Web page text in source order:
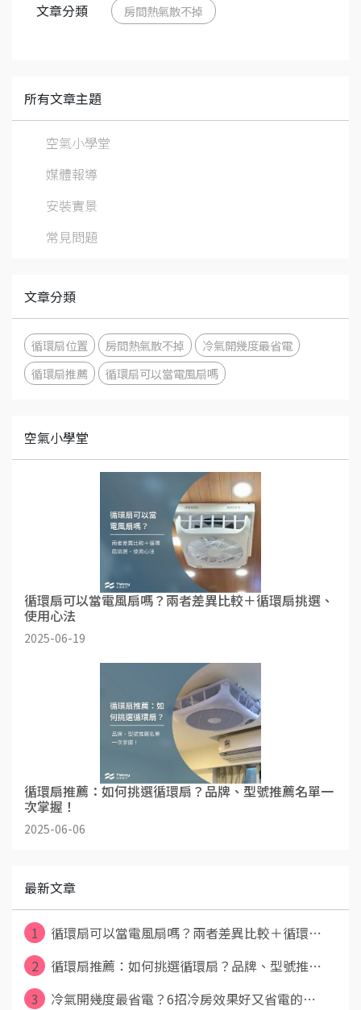
文章分類 房間熱氣散不掉
所有文章主題
空氣小學堂
媒體報導
安裝實景
常見問題
文章分類
循環扇位置 房間熱氣散不掉
冷氣開幾度最省電
循環扇推薦
循環扇可以當電風扇嗎
空氣小學堂
循環扇可以當電風扇嗎？兩者差異比較＋循環扇挑選、
使用心法
2025-06-19
循環扇推薦：如何挑選循環扇？品牌、型號推薦名單一
次掌握！
2025-06-06
最新文章
1
循環扇可以當電風扇嗎？兩者差異比較＋循環⋯
2
循環扇推薦：如何挑選循環扇？品牌、型號推⋯
3
冷氣開幾度最省電？6招冷房效果好又省電的⋯